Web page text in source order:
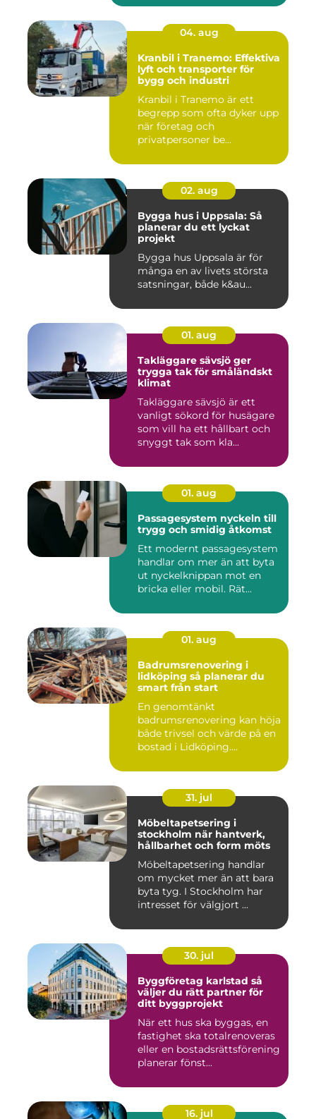
04. aug
Kranbil i Tranemo: Effektiva
lyft och transporter för
bygg och industri
Kranbil i Tranemo är ett
begrepp som ofta dyker upp
när företag och
privatpersoner be...
02. aug
Bygga hus i Uppsala: Så
planerar du ett lyckat
projekt
Bygga hus Uppsala är för
många en av livets största
satsningar, både k&au...
01. aug
Takläggare sävsjö ger
trygga tak för småländskt
klimat
Takläggare sävsjö är ett
vanligt sökord för husägare
som vill ha ett hållbart och
snyggt tak som kla...
01. aug
Passagesystem nyckeln till
trygg och smidig åtkomst
Ett modernt passagesystem
handlar om mer än att byta
ut nyckelknippan mot en
bricka eller mobil. Rät...
01. aug
Badrumsrenovering i
lidköping så planerar du
smart från start
En genomtänkt
badrumsrenovering kan höja
både trivsel och värde på en
bostad i Lidköping.
31. jul
Möbeltapetsering i
stockholm när hantverk,
hållbarhet och form möts
Möbeltapetsering handlar
om mycket mer än att bara
byta tyg. I Stockholm har
intresset för välgjort ...
30. jul
Byggföretag karlstad så
väljer du rätt partner för
ditt byggprojekt
När ett hus ska byggas, en
fastighet ska totalrenoveras
eller en bostadsrättsförening
planerar fönst...
16. jul